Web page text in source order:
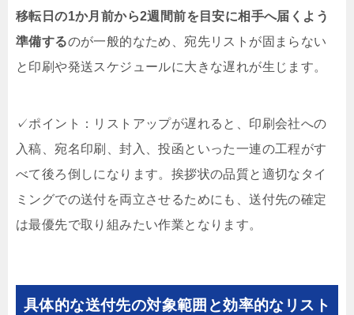
移転日の1か月前から2週間前を目安に相手へ届くよう
準備するのが一般的なため、宛先リストが固まらない
と印刷や発送スケジュールに大きな遅れが生じます。
✓ポイント：リストアップが遅れると、印刷会社への
入稿、宛名印刷、封入、投函といった一連の工程がす
べて後ろ倒しになります。挨拶状の品質と適切なタイ
ミングでの送付を両立させるためにも、送付先の確定
は最優先で取り組みたい作業となります。
具体的な送付先の対象範囲と効率的なリスト